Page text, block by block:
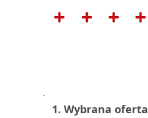
1. Wybrana oferta